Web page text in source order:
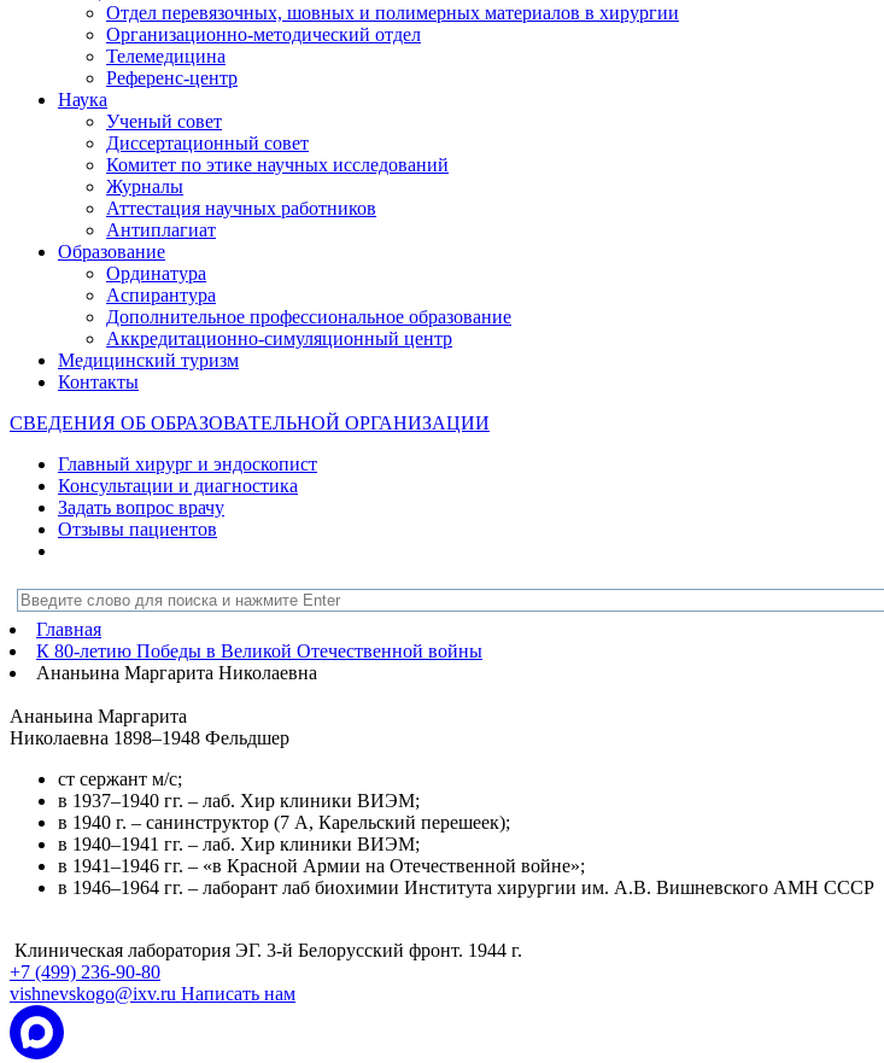
Отдел перевязочных, шовных и полимерных материалов в хирургии
Организационно-методический отдел
Телемедицина
Референс-центр
Наука
Ученый совет
Диссертационный совет
Комитет по этике научных исследований
Журналы
Аттестация научных работников
Антиплагиат
Образование
Ординатура
Аспирантура
Дополнительное профессиональное образование
Аккредитационно-симуляционный центр
Медицинский туризм
Контакты
СВЕДЕНИЯ ОБ ОБРАЗОВАТЕЛЬНОЙ ОРГАНИЗАЦИИ
Главный хирург и эндоскопист
Консультации и диагностика
Задать вопрос врачу
Отзывы пациентов
Главная
К 80-летию Победы в Великой Отечественной войны
Ананьина Маргарита Николаевна
Ананьина Маргарита
Николаевна 1898–1948 Фельдшер
ст сержант м/c;
в 1937–1940 гг. – лаб. Хир клиники ВИЭМ;
в 1940 г. – санинструктор (7 А, Карельский перешеек);
в 1940–1941 гг. – лаб. Хир клиники ВИЭМ;
в 1941–1946 гг. – «в Красной Армии на Отечественной войне»;
в 1946–1964 гг. – лаборант лаб биохимии Института хирургии им. А.В. Вишневского АМН СССР
Клиническая лаборатория ЭГ. 3-й Белорусский фронт. 1944 г.
+7 (499) 236-90-80
vishnevskogo@ixv.ru Написать нам